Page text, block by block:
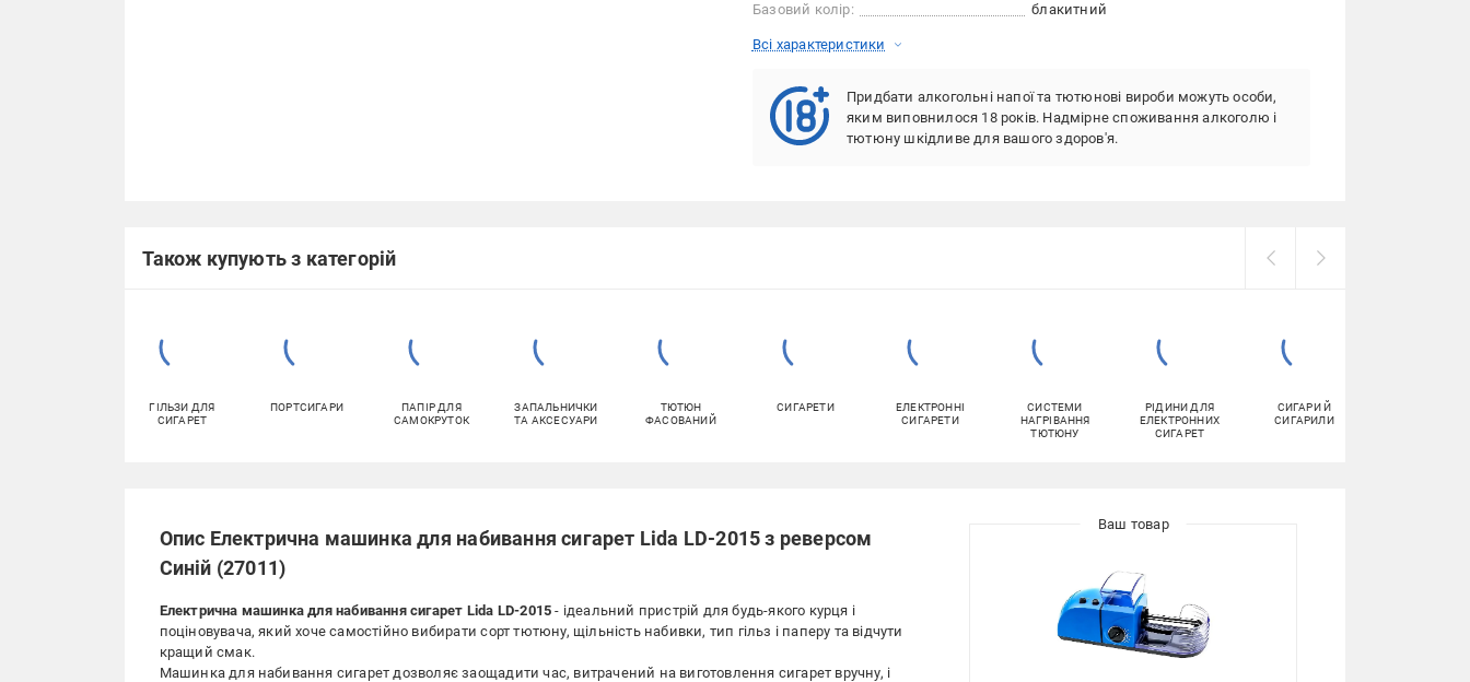
Базовий колір:
блакитний
Всі характеристики
Придбати алкогольні напої та тютюнові вироби можуть особи,
яким виповнилося 18 років. Надмірне споживання алкоголю і
тютюну шкідливе для вашого здоров'я.
Також купують з категорій
ГІЛЬЗИ ДЛЯ
СИГАРЕТ
ПОРТСИГАРИ
ПАПІР ДЛЯ
САМОКРУТОК
ЗАПАЛЬНИЧКИ
ТА АКСЕСУАРИ
ТЮТЮН
ФАСОВАНИЙ
СИГАРЕТИ
ЕЛЕКТРОННІ
СИГАРЕТИ
СИСТЕМИ
НАГРІВАННЯ
ТЮТЮНУ
РІДИНИ ДЛЯ
ЕЛЕКТРОННИХ
СИГАРЕТ
СИГАРИ Й
СИГАРИЛИ
Опис Електрична машинка для набивання сигарет Lida LD-2015 з реверсом
Синій (27011)
Електрична машинка для набивання сигарет Lida LD-2015 - ідеальний пристрій для будь-якого курця і
поціновувача, який хоче самостійно вибирати сорт тютюну, щільність набивки, тип гільз і паперу та відчути
кращий смак.
Машинка для набивання сигарет дозволяє заощадити час, витрачений на виготовлення сигарет вручну, і